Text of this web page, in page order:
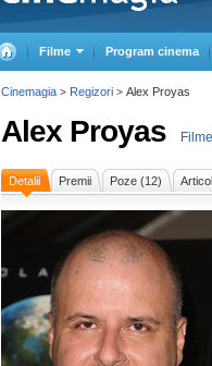
Filme Program cinema
Alex Proyas
Detalii Premii Poze (12)
Cinemagia > Regizori > Alex Proyas